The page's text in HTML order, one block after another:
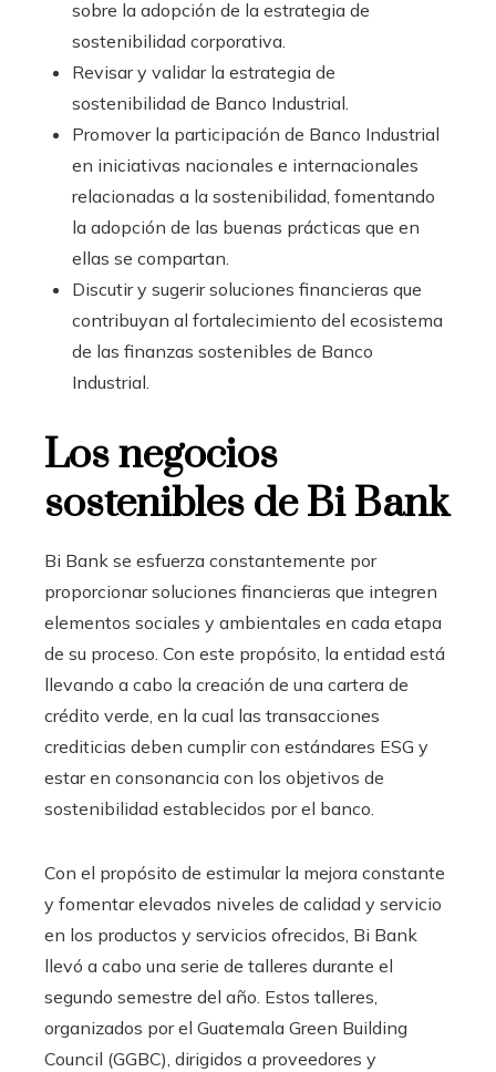
sobre la adopción de la estrategia de
sostenibilidad corporativa.
Revisar y validar la estrategia de
sostenibilidad de Banco Industrial.
Promover la participación de Banco Industrial
en iniciativas nacionales e internacionales
relacionadas a la sostenibilidad, fomentando
la adopción de las buenas prácticas que en
ellas se compartan.
Discutir y sugerir soluciones financieras que
contribuyan al fortalecimiento del ecosistema
de las finanzas sostenibles de Banco
Industrial.
Los negocios
sostenibles de Bi Bank
Bi Bank se esfuerza constantemente por
proporcionar soluciones financieras que integren
elementos sociales y ambientales en cada etapa
de su proceso. Con este propósito, la entidad está
llevando a cabo la creación de una cartera de
crédito verde, en la cual las transacciones
crediticias deben cumplir con estándares ESG y
estar en consonancia con los objetivos de
sostenibilidad establecidos por el banco.
Con el propósito de estimular la mejora constante
y fomentar elevados niveles de calidad y servicio
en los productos y servicios ofrecidos, Bi Bank
llevó a cabo una serie de talleres durante el
segundo semestre del año. Estos talleres,
organizados por el Guatemala Green Building
Council (GGBC), dirigidos a proveedores y